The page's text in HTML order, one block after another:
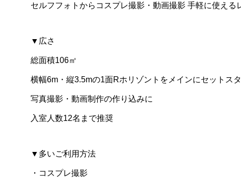
セルフフォトからコスプレ撮影・動画撮影 手軽に使える
▼広さ
総面積106㎡
横幅6m・縦3.5mの1面Rホリゾントをメインにセットス
写真撮影・動画制作の作り込みに
入室人数12名まで推奨
▼多いご利用方法
・コスプレ撮影